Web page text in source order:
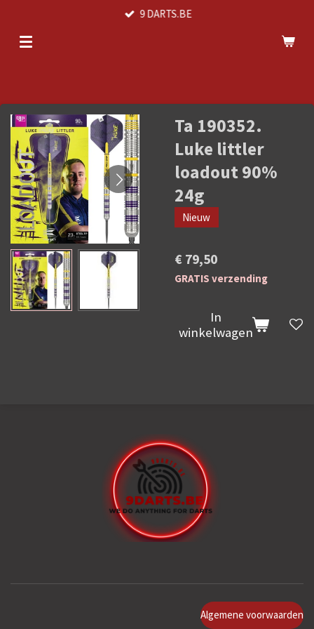
naar
9 DARTS.BE
Ta 190352.
Luke littler
loadout 90%
24g
Nieuw
€ 79,50
GRATIS verzending
In
winkelwagen
Algemene voorwaarden